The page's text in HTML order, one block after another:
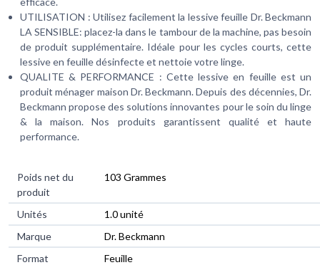
UTILISATION : Utilisez facilement la lessive feuille Dr. Beckmann
LA SENSIBLE: placez-la dans le tambour de la machine, pas besoin
de produit supplémentaire. Idéale pour les cycles courts, cette
lessive en feuille désinfecte et nettoie votre linge.
QUALITE & PERFORMANCE : Cette lessive en feuille est un
produit ménager maison Dr. Beckmann. Depuis des décennies, Dr.
Beckmann propose des solutions innovantes pour le soin du linge
& la maison. Nos produits garantissent qualité et haute
performance.
Poids net du
produit
‎103 Grammes
Unités
‎1.0 unité
Marque
‎Dr. Beckmann
Format
‎Feuille